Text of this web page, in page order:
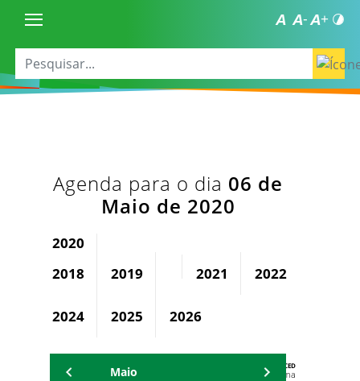
Agenda para o dia 06 de
Maio de 2020
2020
2018
2019 2021 2022
2024 2025 2026
AGENDA DA CODED/CED
Vagna Lima
Maio